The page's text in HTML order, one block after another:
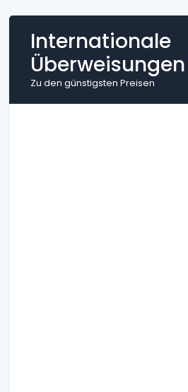
Internationale
Überweisungen
Zu den günstigsten Preisen